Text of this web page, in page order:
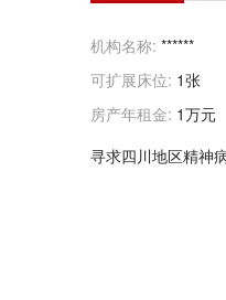
机构名称: ******
可扩展床位: 1张
房产年租金: 1万元
寻求四川地区精神